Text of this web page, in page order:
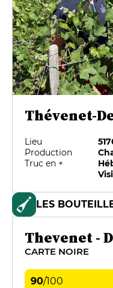
Thévenet-
Lieu
Production
Truc en +
LES
Thevenet -
CARTE NOIRE
90/100